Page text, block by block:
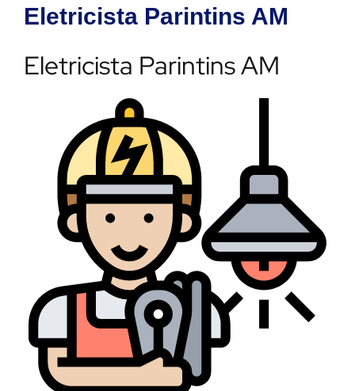
Eletricista Parintins AM
Eletricista Parintins AM